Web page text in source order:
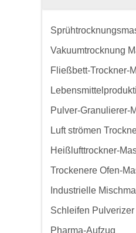
Vakuumtrocknung
Fließbett-Trockner-
Pulver-Granulierer-
Luft strömen
Heißlufttrockner-
Trockenere Ofen-
Industrielle
Schleifen
Pharma-Aufzug